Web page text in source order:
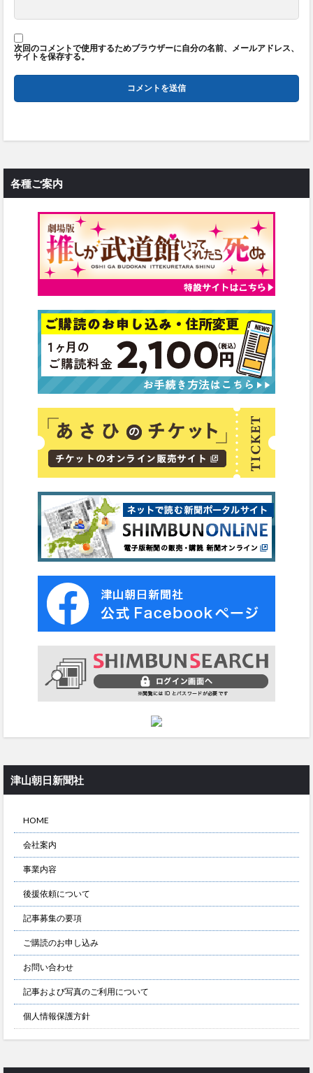
次回のコメントで使用するためブラウザーに自分の名前、メールアドレス、
サイトを保存する。
各種ご案内
津山朝日新聞社
HOME
会社案内
事業内容
後援依頼について
記事募集の要項
ご購読のお申し込み
お問い合わせ
記事および写真のご利用について
個人情報保護方針